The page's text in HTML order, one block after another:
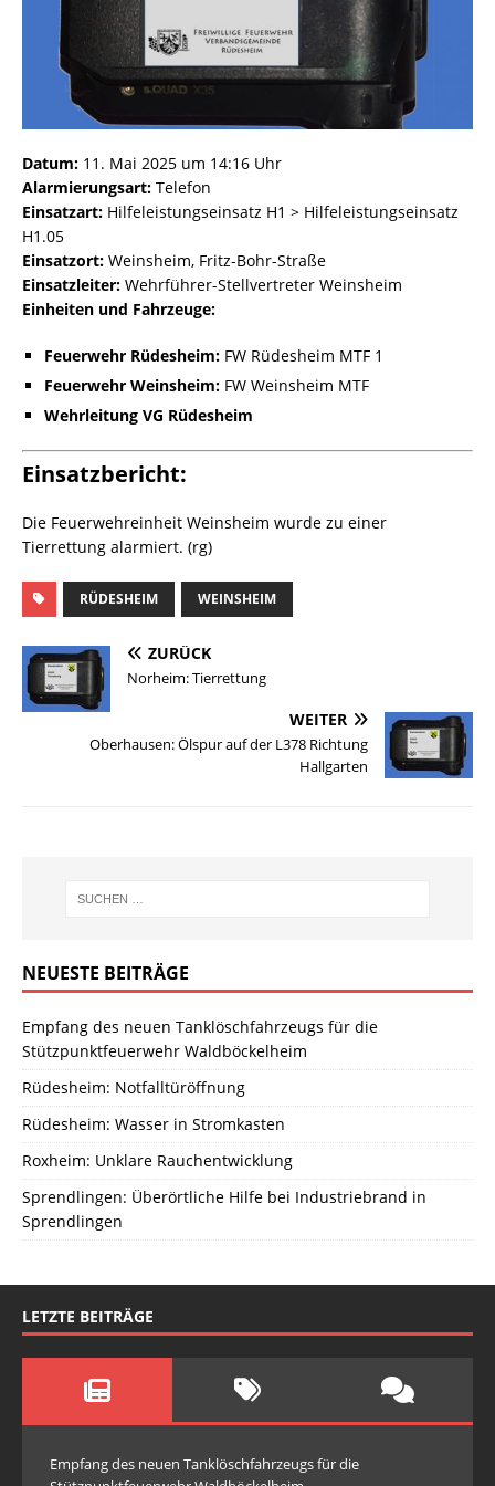
Datum: 11. Mai 2025 um 14:16 Uhr
Alarmierungsart: Telefon
Einsatzart: Hilfeleistungseinsatz H1 > Hilfeleistungseinsatz
H1.05
Einsatzort: Weinsheim, Fritz-Bohr-Straße
Einsatzleiter: Wehrführer-Stellvertreter Weinsheim
Einheiten und Fahrzeuge:
Feuerwehr Rüdesheim: FW Rüdesheim MTF 1
Feuerwehr Weinsheim: FW Weinsheim MTF
Wehrleitung VG Rüdesheim
Einsatzbericht:
Die Feuerwehreinheit Weinsheim wurde zu einer
Tierrettung alarmiert. (rg)
RÜDESHEIM WEINSHEIM
ZURÜCK
Norheim: Tierrettung
WEITER
Oberhausen: Ölspur auf der L378 Richtung
Hallgarten
NEUESTE BEITRÄGE
Empfang des neuen Tanklöschfahrzeugs für die
Stützpunktfeuerwehr Waldböckelheim
Rüdesheim: Notfalltüröffnung
Rüdesheim: Wasser in Stromkasten
Roxheim: Unklare Rauchentwicklung
Sprendlingen: Überörtliche Hilfe bei Industriebrand in
Sprendlingen
LETZTE BEITRÄGE
Empfang des neuen Tanklöschfahrzeugs für die